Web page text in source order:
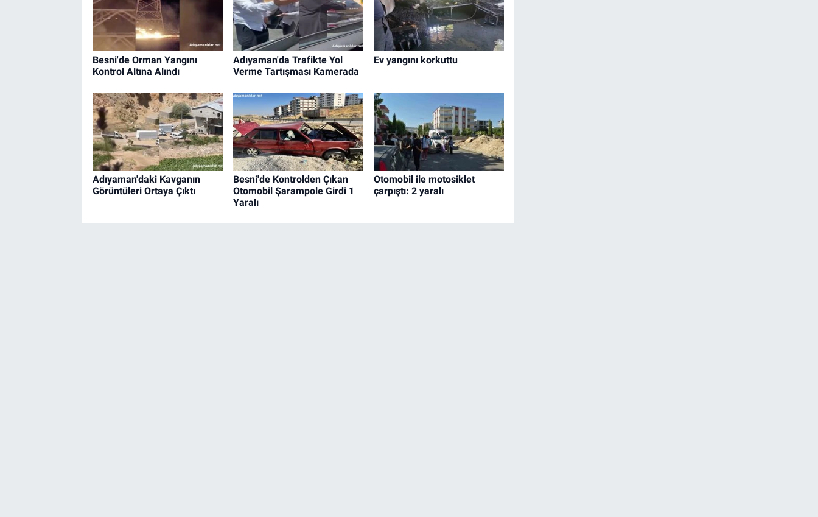
Besni'de Orman Yangını
Kontrol Altına Alındı
Adıyaman'da Trafikte Yol
Verme Tartışması Kamerada
Ev yangını korkuttu
Adıyaman'daki Kavganın
Görüntüleri Ortaya Çıktı
Besni'de Kontrolden Çıkan
Otomobil Şarampole Girdi 1
Yaralı
Otomobil ile motosiklet
çarpıştı: 2 yaralı